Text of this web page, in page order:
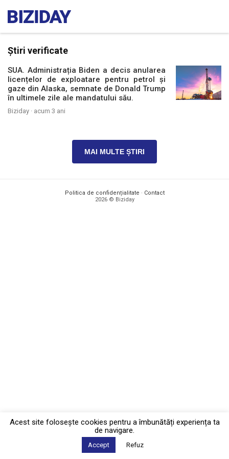
Știri verificate
SUA. Administrația Biden a decis anularea
licențelor de exploatare pentru petrol și
gaze din Alaska, semnate de Donald Trump
în ultimele zile ale mandatului său.
Biziday · acum 3 ani
MAI MULTE ȘTIRI
Politica de confidențialitate · Contact
2026 © Biziday
Acest site foloseşte cookies pentru a îmbunătăți experiența ta
de navigare.
Accept Refuz